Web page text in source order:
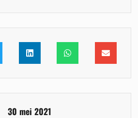
30 mei 2021